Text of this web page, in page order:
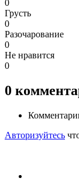
0
Грусть
0
Разочарование
0
Не нравится
0
0
Авторизуйтесь